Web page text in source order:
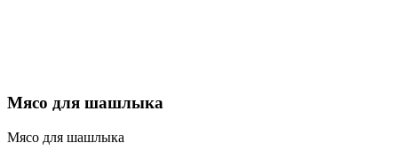
Мясо для шашлыка
Мясо для шашлыка